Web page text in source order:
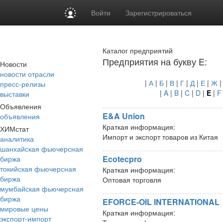
Войти Зарегистрироваться
Новости
новости отрасли
пресс-релизы
выставки
Объявления
объявления
ХИМстат
аналитика
шанхайская фьючерсная
биржа
токийская фьючерсная
биржа
мумбайская фьючерсная
биржа
мировые цены
экспорт-импорт
Каталог предприятий
Предприятия на букву E:
| А| Б | В | Г | Д| Е | Ж |
| A| B| C| D| E| F
E&A Union
Краткая информация:
Импорт и экспорт товаров из Китая
Ecotecpro
Краткая информация:
Оптовая торговля
EFORCE-OIL INTERNATIONAL
Краткая информация: